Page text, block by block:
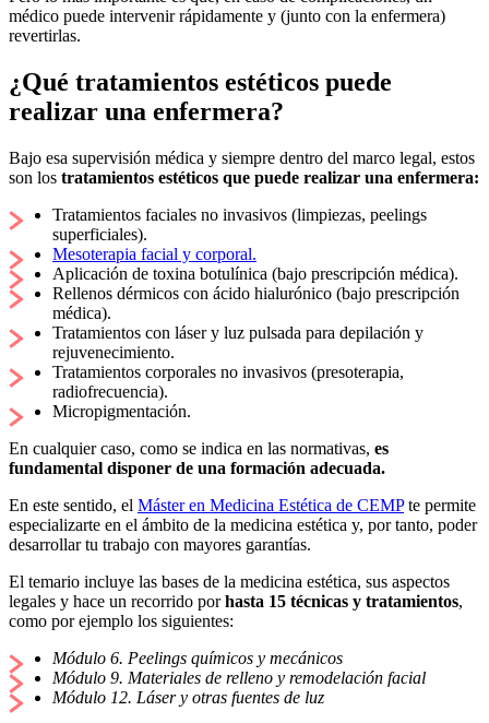
médico puede intervenir rápidamente y (junto con la enfermera)
revertirlas.
¿Qué tratamientos estéticos puede
realizar una enfermera?
Bajo esa supervisión médica y siempre dentro del marco legal, estos
son los tratamientos estéticos que puede realizar una enfermera:
Tratamientos faciales no invasivos (limpiezas, peelings
superficiales).
Mesoterapia facial y corporal.
Aplicación de toxina botulínica (bajo prescripción médica).
Rellenos dérmicos con ácido hialurónico (bajo prescripción
médica).
Tratamientos con láser y luz pulsada para depilación y
rejuvenecimiento.
Tratamientos corporales no invasivos (presoterapia,
radiofrecuencia).
Micropigmentación.
En cualquier caso, como se indica en las normativas, es
fundamental disponer de una formación adecuada.
En este sentido, el Máster en Medicina Estética de CEMPte permite
especializarte en el ámbito de la medicina estética y, por tanto, poder
desarrollar tu trabajo con mayores garantías.
El temario incluye las bases de la medicina estética, sus aspectos
legales y hace un recorrido porhasta 15 técnicas y tratamientos,
como por ejemplo los siguientes:
Módulo 6. Peelings químicos y mecánicos
Módulo 9. Materiales de relleno y remodelación facial
Módulo 12. Láser y otras fuentes de luz